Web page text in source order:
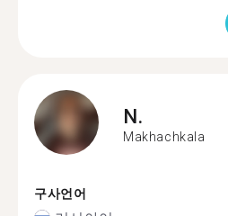
N.
Makhachkala
구사언어